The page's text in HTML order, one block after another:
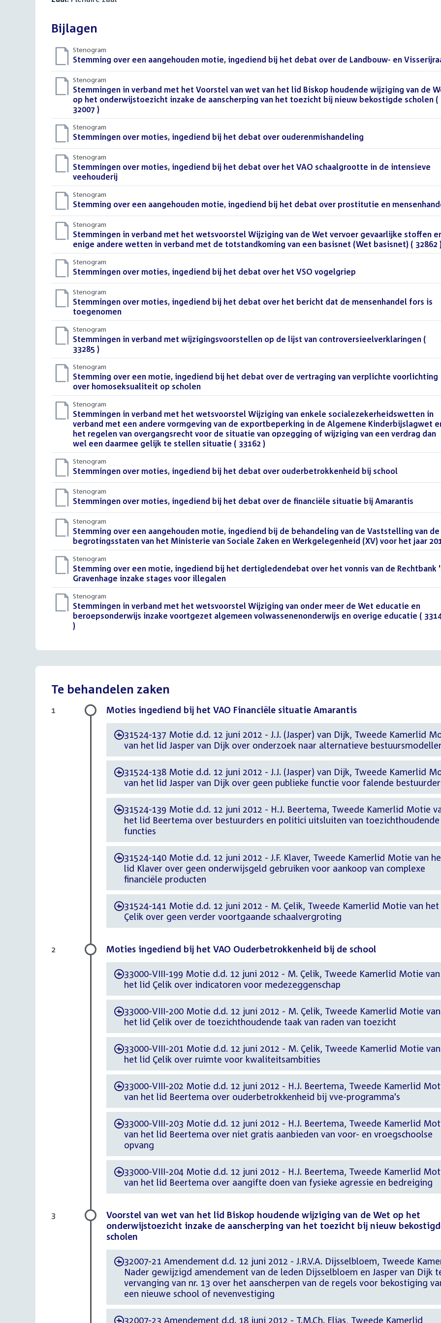
Bijlagen
Stenogram
Download
bestand:
Stemming over een aangehouden motie, ingediend bij het debat over de Landbouw- en
Stenogram
Download
bestand:
Stemmingen in verband met het Voorstel van wet van het lid Biskop houdende wijziging van de
op het onderwijstoezicht inzake de aanscherping van het toezicht bij nieuw bekostigde scholen (
32007 )
Stenogram
Download
bestand:
Stemmingen over moties, ingediend bij het debat over ouderenmishandeling
Stenogram
Download
bestand:
Stemmingen over moties, ingediend bij het debat over het VAO schaalgrootte in de intensieve
veehouderij
Stenogram
Download
bestand:
Stemming over een aangehouden motie, ingediend bij het debat over prostitutie en
Stenogram
Download
bestand:
Stemmingen in verband met het wetsvoorstel Wijziging van de Wet vervoer gevaarlijke stoffen
enige andere wetten in verband met de totstandkoming van een basisnet (Wet basisnet) ( 32862
Stenogram
Download
bestand:
Stemmingen over moties, ingediend bij het debat over het VSO vogelgriep
Stenogram
Download
bestand:
Stemmingen over moties, ingediend bij het debat over het bericht dat de mensenhandel fors is
toegenomen
Stenogram
Download
bestand:
Stemmingen in verband met wijzigingsvoorstellen op de lijst van controversieelverklaringen (
33285 )
Stenogram
Download
bestand:
Stemming over een motie, ingediend bij het debat over de vertraging van verplichte voorlichting
over homoseksualiteit op scholen
Stenogram
Download
bestand:
Stemmingen in verband met het wetsvoorstel Wijziging van enkele socialezekerheidswetten in
verband met een andere vormgeving van de exportbeperking in de Algemene Kinderbijslagwet
het regelen van overgangsrecht voor de situatie van opzegging of wijziging van een verdrag dan
wel een daarmee gelijk te stellen situatie ( 33162 )
Stenogram
Download
bestand:
Stemmingen over moties, ingediend bij het debat over ouderbetrokkenheid bij school
Stenogram
Download
bestand:
Stemmingen over moties, ingediend bij het debat over de financiële situatie bij Amarantis
Stenogram
Download
bestand:
Stemming over een aangehouden motie, ingediend bij de behandeling van de Vaststelling van de
begrotingsstaten van het Ministerie van Sociale Zaken en Werkgelegenheid (XV) voor het jaar
Stenogram
Download
bestand:
Stemming over een motie, ingediend bij het dertigledendebat over het vonnis van de Rechtbank
Gravenhage inzake stages voor illegalen
Stenogram
Download
bestand:
Stemmingen in verband met het wetsvoorstel Wijziging van onder meer de Wet educatie en
beroepsonderwijs inzake voortgezet algemeen volwassenenonderwijs en overige educatie (
)
Te behandelen zaken
Moties ingediend bij het VAO Financiële situatie Amarantis
-31524-137 Motie d.d. 12 juni 2012 - J.J. (Jasper) van Dijk, Tweede Kamerlid
van het lid Jasper van Dijk over onderzoek naar alternatieve
-31524-138 Motie d.d. 12 juni 2012 - J.J. (Jasper) van Dijk, Tweede Kamerlid
van het lid Jasper van Dijk over geen publieke functie voor falende
-31524-139 Motie d.d. 12 juni 2012 - H.J. Beertema, Tweede Kamerlid Motie
het lid Beertema over bestuurders en politici uitsluiten van toezichthoudende
functies
-31524-140 Motie d.d. 12 juni 2012 - J.F. Klaver, Tweede Kamerlid Motie van
lid Klaver over geen onderwijsgeld gebruiken voor aankoop van complexe
financiële producten
-31524-141 Motie d.d. 12 juni 2012 - M. Çelik, Tweede Kamerlid Motie van
Çelik over geen verder voortgaande schaalvergroting
1
Moties ingediend bij het VAO Ouderbetrokkenheid bij de school
-33000-VIII-199 Motie d.d. 12 juni 2012 - M. Çelik, Tweede Kamerlid Motie van
het lid Çelik over indicatoren voor medezeggenschap
-33000-VIII-200 Motie d.d. 12 juni 2012 - M. Çelik, Tweede Kamerlid Motie van
het lid Çelik over de toezichthoudende taak van raden van toezicht
-33000-VIII-201 Motie d.d. 12 juni 2012 - M. Çelik, Tweede Kamerlid Motie van
het lid Çelik over ruimte voor kwaliteitsambities
-33000-VIII-202 Motie d.d. 12 juni 2012 - H.J. Beertema, Tweede Kamerlid
van het lid Beertema over ouderbetrokkenheid bij vve-programma's
-33000-VIII-203 Motie d.d. 12 juni 2012 - H.J. Beertema, Tweede Kamerlid
van het lid Beertema over niet gratis aanbieden van voor- en vroegschoolse
opvang
-33000-VIII-204 Motie d.d. 12 juni 2012 - H.J. Beertema, Tweede Kamerlid
van het lid Beertema over aangifte doen van fysieke agressie en bedreiging
2
Voorstel van wet van het lid Biskop houdende wijziging van de Wet op het
onderwijstoezicht inzake de aanscherping van het toezicht bij nieuw
scholen
-32007-21 Amendement d.d. 12 juni 2012 - J.R.V.A. Dijsselbloem, Tweede
Nader gewijzigd amendement van de leden Dijsselbloem en Jasper van Dijk
vervanging van nr. 13 over het aanscherpen van de regels voor bekostiging
een nieuwe school of nevenvestiging
-32007-23 Amendement d.d. 18 juni 2012 - T.M.Ch. Elias, Tweede Kamerlid
3